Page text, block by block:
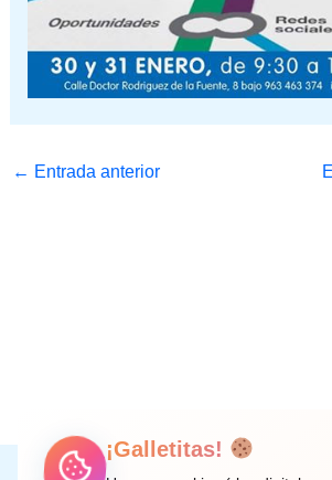
← Entrada anterior
¡Galletitas!